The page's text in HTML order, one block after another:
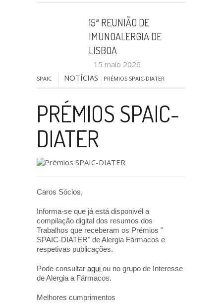
15ª REUNIÃO DE
IMUNOALERGIA DE
LISBOA
15 maio 2026
SPAIC NOTÍCIAS PRÉMIOS SPAIC-DIATER
PRÉMIOS SPAIC-
DIATER
Caros Sócios,
Informa-se que já está disponivél a
compilação digital dos resumos dos
Trabalhos que receberam os Prémios "
SPAIC-DIATER" de Alergia Fármacos e
respetivas publicações.
Pode consultar aqui ou no grupo de Interesse
de Alergia a Fármacos.
Melhores cumprimentos